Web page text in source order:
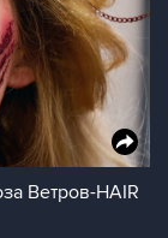
Ветров-HAIR